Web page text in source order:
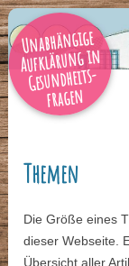
Unabhängige
Aufklärung in
Gesundheits-
fragen
Themen
Die Größe eines
dieser Webseite.
Übersicht aller